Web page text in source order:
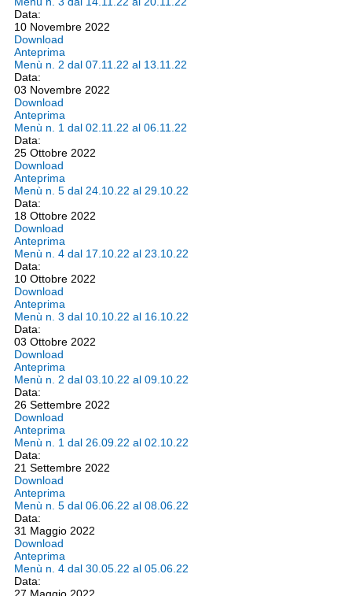
Data:
10 Novembre 2022
Download
Anteprima
Menù n. 2 dal 07.11.22 al 13.11.22
Data:
03 Novembre 2022
Download
Anteprima
Menù n. 1 dal 02.11.22 al 06.11.22
Data:
25 Ottobre 2022
Download
Anteprima
Menù n. 5 dal 24.10.22 al 29.10.22
Data:
18 Ottobre 2022
Download
Anteprima
Menù n. 4 dal 17.10.22 al 23.10.22
Data:
10 Ottobre 2022
Download
Anteprima
Menù n. 3 dal 10.10.22 al 16.10.22
Data:
03 Ottobre 2022
Download
Anteprima
Menù n. 2 dal 03.10.22 al 09.10.22
Data:
26 Settembre 2022
Download
Anteprima
Menù n. 1 dal 26.09.22 al 02.10.22
Data:
21 Settembre 2022
Download
Anteprima
Menù n. 5 dal 06.06.22 al 08.06.22
Data:
31 Maggio 2022
Download
Anteprima
Menù n. 4 dal 30.05.22 al 05.06.22
Data: